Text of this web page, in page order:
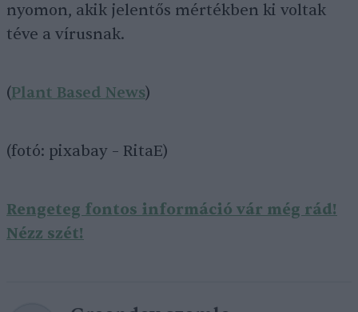
nyomon, akik jelentős mértékben ki voltak
téve a vírusnak.
(Plant Based News)
(fotó: pixabay – RitaE)
Rengeteg fontos információ vár még rád!
Nézz szét!